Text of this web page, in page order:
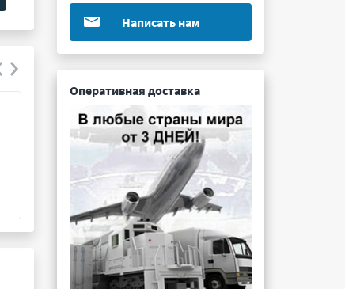
СНП339-54РП11-6а-Т-д
Подробнее ...
Написать нам
Оперативная доставка